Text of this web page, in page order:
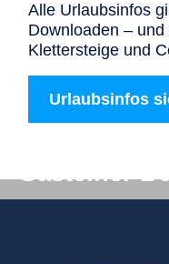
Alle Urlaubsinfos
Downloaden –
Klettersteige und
Urlaubsinfos
Gasteiner